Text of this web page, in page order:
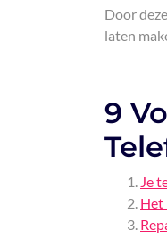
Door
laten
9
Je
Het